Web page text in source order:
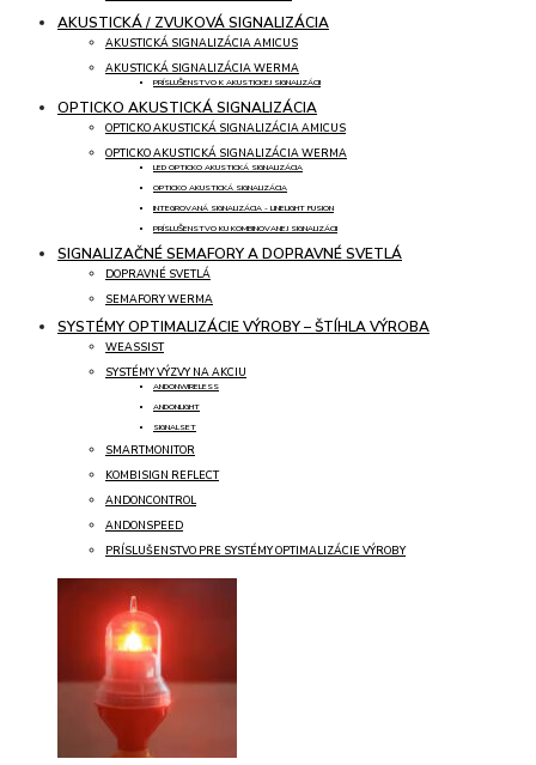
AKUSTICKÁ / ZVUKOVÁ SIGNALIZÁCIA
AKUSTICKÁ SIGNALIZÁCIA AMICUS
AKUSTICKÁ SIGNALIZÁCIA WERMA
PRÍSLUŠENSTVO K AKUSTICKEJ SIGNALIZÁCII
OPTICKO AKUSTICKÁ SIGNALIZÁCIA
OPTICKO AKUSTICKÁ SIGNALIZÁCIA AMICUS
OPTICKO AKUSTICKÁ SIGNALIZÁCIA WERMA
LED OPTICKO AKUSTICKÁ SIGNALIZÁCIA
OPTICKO AKUSTICKÁ SIGNALIZÁCIA
INTEGROVANÁ SIGNALIZÁCIA - LINELIGHT FUSION
PRÍSLUŠENSTVO KU KOMBINOVANEJ SIGNALIZÁCII
SIGNALIZAČNÉ SEMAFORY A DOPRAVNÉ SVETLÁ
DOPRAVNÉ SVETLÁ
SEMAFORY WERMA
SYSTÉMY OPTIMALIZÁCIE VÝROBY – ŠTÍHLA VÝROBA
WEASSIST
SYSTÉMY VÝZVY NA AKCIU
ANDONWIRELESS
ANDONLIGHT
SIGNALSET
SMARTMONITOR
KOMBISIGN REFLECT
ANDONCONTROL
ANDONSPEED
PRÍSLUŠENSTVO PRE SYSTÉMY OPTIMALIZÁCIE VÝROBY